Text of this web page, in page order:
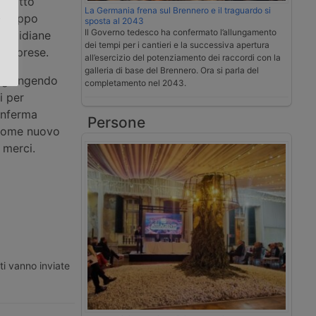
per
nuovo
vanno inviate
La Germania frena sul Brennero e il traguardo si
sposta al 2043
Il Governo tedesco ha confermato l’allungamento
dei tempi per i cantieri e la successiva apertura
all’esercizio del potenziamento dei raccordi con la
galleria di base del Brennero. Ora si parla del
completamento nel 2043.
Persone